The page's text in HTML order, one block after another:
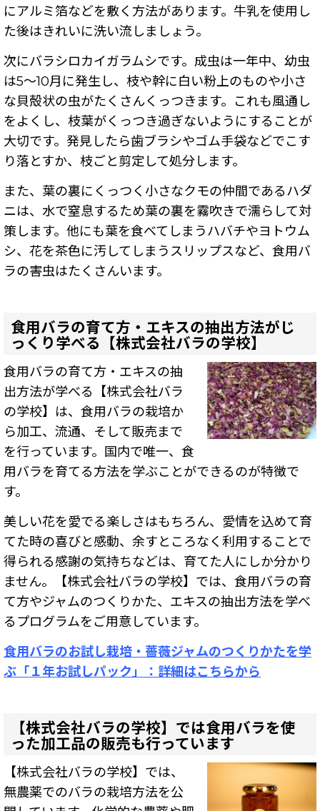
にアルミ箔などを敷く方法があります。牛乳を使用し
た後はきれいに洗い流しましょう。
次にバラシロカイガラムシです。成虫は一年中、幼虫
は5～10月に発生し、枝や幹に白い粉上のものや小さ
な貝殻状の虫がたくさんくっつきます。これも風通し
をよくし、枝葉がくっつき過ぎないようにすることが
大切です。発見したら歯ブラシやゴム手袋などでこす
り落とすか、枝ごと剪定して処分します。
また、葉の裏にくっつく小さなクモの仲間であるハダ
ニは、水で窒息するため葉の裏を霧吹きで濡らして対
策します。他にも葉を食べてしまうハバチやヨトウム
シ、花を茶色に汚してしまうスリップスなど、食用バ
ラの害虫はたくさんいます。
食用バラの育て方・エキスの抽出方法がじ
っくり学べる【株式会社バラの学校】
食用バラの育て方・ エキスの抽
出方法が学べる【株式会社バラ
の学校】は、食用バラの栽培か
ら加工、流通、そして販売まで
を行っています。国内で唯一、食
用バラを育てる方法を学ぶことができるのが特徴で
す。
美しい花を愛でる楽しさはもちろん、愛情を込めて育
てた時の喜びと感動、余すところなく利用することで
得られる感謝の気持ちなどは、育てた人にしか分かり
ません。
【株式会社バラの学校】 では、食用バラの育
て方やジャムのつくりかた、エキスの抽出方法を学べ
るプログラムをご用意しています。
食用バラのお試し栽培・薔薇ジャムのつくりかたを学
ぶ「１年お試しパック」：詳細はこちらから
【株式会社バラの学校】では食用バラを使
った加工品の販売も行っています
【株式会社バラの学校】では、
無農薬でのバラの栽培方法を公